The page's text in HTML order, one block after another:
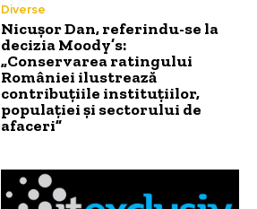
Diverse
Nicușor Dan, referindu-se la
decizia Moody’s:
„Conservarea ratingului
României ilustrează
contribuțiile instituțiilor,
populației și sectorului de
afaceri”